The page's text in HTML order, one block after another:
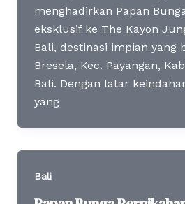
menghadirkan Papan
eksklusif ke The Kayon
Bali, destinasi impian yang
Bresela, Kec. Payangan,
Bali. Dengan latar
yang
Bali